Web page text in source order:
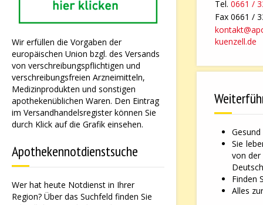
Wir erfüllen die Vorgaben der
europäischen Union bzgl. des Versands
von verschreibungspflichtigen und
verschreibungsfreien Arzneimitteln,
Medizinprodukten und sonstigen
apothekenüblichen Waren. Den Eintrag
im Versandhandelsregister können Sie
durch Klick auf die Grafik einsehen.
Apothekennotdienstsuche
Wer hat heute Notdienst in Ihrer
Region? Über das Suchfeld finden Sie
Tel. 0661 /
Fax 0661 /
kuenzell.de
Sie
von der
Finden
Alles